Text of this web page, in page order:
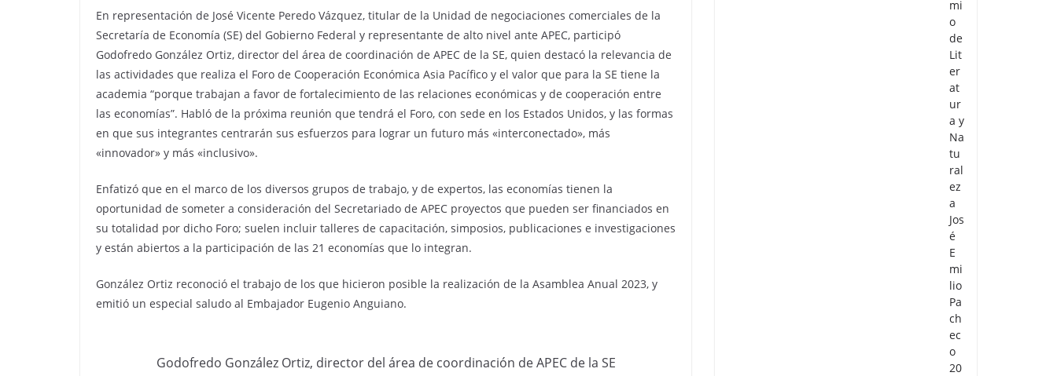
En representación de José Vicente Peredo Vázquez, titular de la Unidad de negociaciones comerciales de la
Secretaría de Economía (SE) del Gobierno Federal y representante de alto nivel ante APEC, participó
Godofredo González Ortiz, director del área de coordinación de APEC de la SE, quien destacó la relevancia de
las actividades que realiza el Foro de Cooperación Económica Asia Pacífico y el valor que para la SE tiene la
academia “porque trabajan a favor de fortalecimiento de las relaciones económicas y de cooperación entre
las economías”. Habló de la próxima reunión que tendrá el Foro, con sede en los Estados Unidos, y las formas
en que sus integrantes centrarán sus esfuerzos para lograr un futuro más «interconectado», más
«innovador» y más «inclusivo».
Enfatizó que en el marco de los diversos grupos de trabajo, y de expertos, las economías tienen la
oportunidad de someter a consideración del Secretariado de APEC proyectos que pueden ser financiados en
su totalidad por dicho Foro; suelen incluir talleres de capacitación, simposios, publicaciones e investigaciones
y están abiertos a la participación de las 21 economías que lo integran.
González Ortiz reconoció el trabajo de los que hicieron posible la realización de la Asamblea Anual 2023, y
emitió un especial saludo al Embajador Eugenio Anguiano.
Godofredo González Ortiz, director del área de coordinación de APEC de la SE
mi
o
de
Lit
er
at
ur
a y
Na
tu
ral
ez
a
Jos
é
E
mi
lio
Pa
ch
ec
o
20